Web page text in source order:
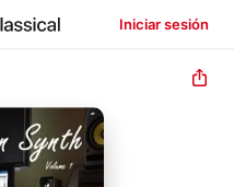
Iniciar sesión